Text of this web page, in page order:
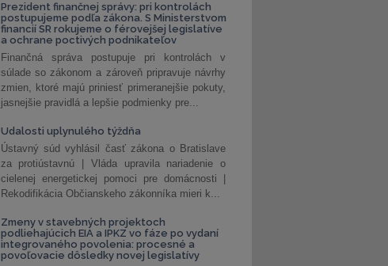
Prezident finančnej správy: pri kontrolách
postupujeme podľa zákona. S Ministerstvom
financií SR rokujeme o férovejšej legislatíve
a ochrane poctivých podnikateľov
Finančná správa postupuje pri kontrolách v
súlade so zákonom a zároveň pripravuje návrhy
zmien, ktoré majú priniesť primeranejšie pokuty,
jasnejšie pravidlá a lepšie podmienky pre...
Udalosti uplynulého týždňa
Ústavný súd vyhlásil časť zákona o Bratislave
za protiústavnú | Vláda upravila nariadenie o
cielenej energetickej pomoci pre domácnosti |
Rekodifikácia Občianskeho zákonníka mieri k...
Zmeny v stavebných projektoch
podliehajúcich EIA a IPKZ vo fáze po vydaní
integrovaného povolenia: procesné a
povoľovacie dôsledky novej legislatívy